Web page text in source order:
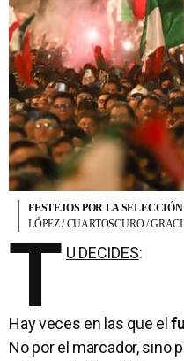
FESTEJOS POR LA
LÓPEZ / CUARTOSCURO /
T U DECIDES:
Hay veces en las que el
No por el marcador, sino